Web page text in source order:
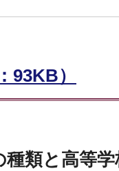
93KB）
類と高等学